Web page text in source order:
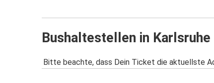
Bushaltestellen in Karlsruhe
Bitte beachte, dass Dein Ticket die aktuellste